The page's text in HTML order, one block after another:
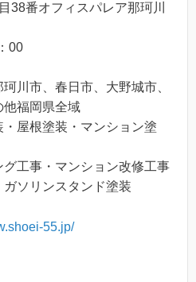
38番オフィスパレア那珂川
00
川市、春日市、大野城市、
他福岡県全域
屋根塗装・マンション塗
工事・マンション改修工事
ソリンスタンド塗装
55.jp/